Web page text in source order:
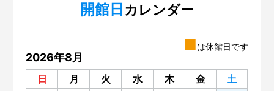
開館日 カレンダー
■は休館日です
2026年8月
日 月 火 水 木 金
土